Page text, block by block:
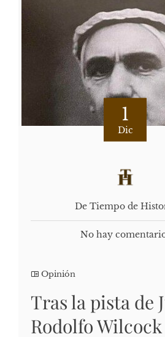
1
Dic
De Tiempo de
No hay
Opinión
Tras la pista de
Rodolfo Wilcock